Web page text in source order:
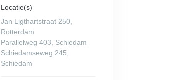
Locatie(s)
Jan Ligthartstraat 250,
Rotterdam
Parallelweg 403, Schiedam
Schiedamseweg 245,
Schiedam